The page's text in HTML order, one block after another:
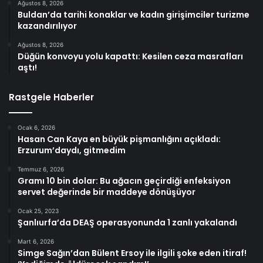
Ağustos 8, 2026
Buldan’da tarihi konaklar ve kadın girişimciler turizme
kazandırılıyor
Ağustos 8, 2026
Düğün konvoyu yolu kapattı: Kesilen ceza masrafları
aştı!
Rastgele Haberler
Ocak 6, 2026
Hasan Can Kaya en büyük pişmanlığını açıkladı:
Erzurum’daydı, gitmedim
Temmuz 6, 2026
Gramı 10 bin dolar: Bu ağacın geçirdiği enfeksiyon
servet değerinde bir maddeye dönüşüyor
Ocak 25, 2023
Şanlıurfa’da DEAŞ operasyonunda 1 zanlı yakalandı
Mart 6, 2026
Simge Sağın’dan Bülent Ersoy ile ilgili şoke eden itiraf!